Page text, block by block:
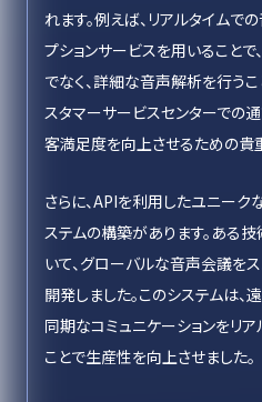
れます。例えば、リアルタイムで
プションサービスを用いること
でなく、詳細な音声解析を行うこ
スタマーサービスセンターでの
客満足度を向上させるための貴
さらに、APIを利用したユニーク
ステムの構築があります。ある
いて、グローバルな音声会議を
開発しました。このシステムは
同期なコミュニケーションをリ
ことで生産性を向上させました。